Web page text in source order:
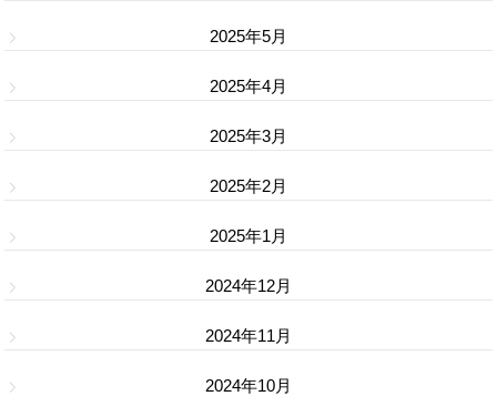
2025年5月
2025年4月
2025年3月
2025年2月
2025年1月
2024年12月
2024年11月
2024年10月